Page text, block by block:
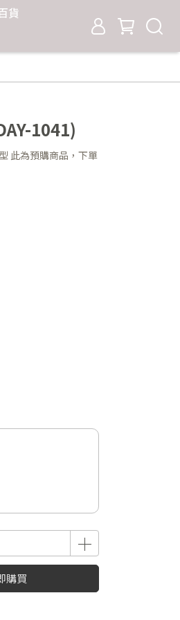
貨
1041)
此為預購商品，下單
購買